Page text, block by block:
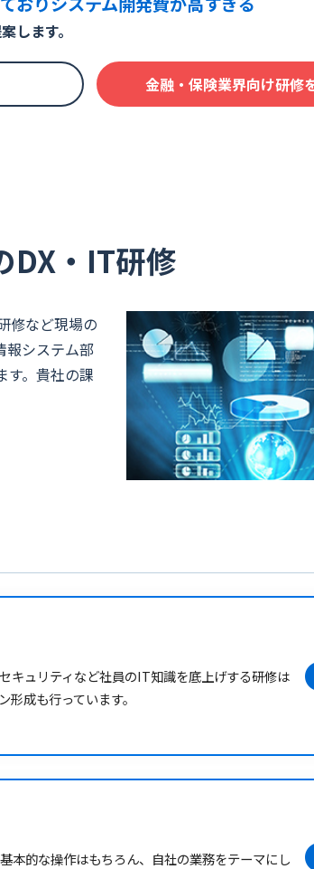
します。
金融・保険業界向け研修
DX・IT研修
修など現場の
報システム部
す。貴社の課
キュリティなど社員のIT知識を底上げする研修は
成も行っています。
的な操作はもちろん、自社の業務をテーマにし